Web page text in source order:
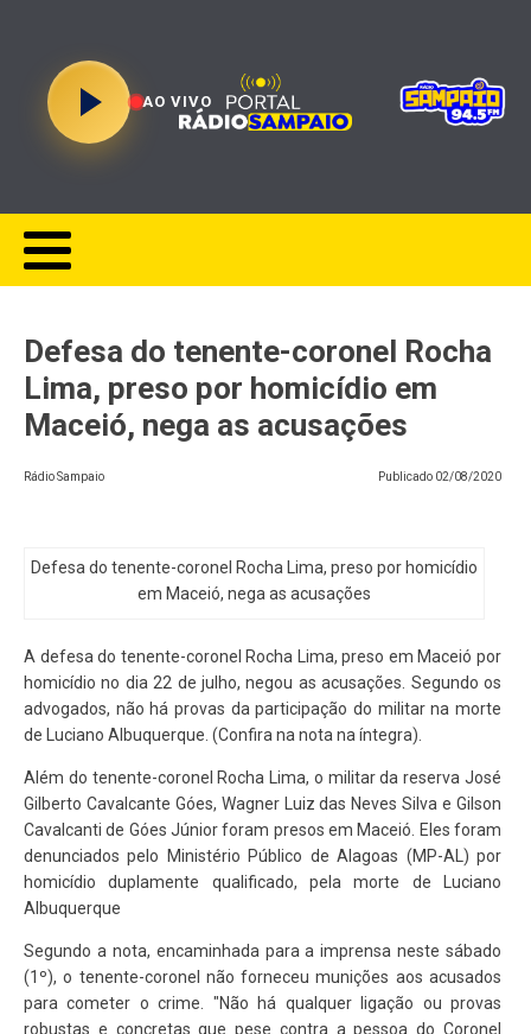
AO VIVO
Defesa do tenente-coronel Rocha
Lima, preso por homicídio em
Maceió, nega as acusações
Rádio Sampaio Publicado 02/08/2020
Defesa do tenente-coronel Rocha Lima, preso por homicídio
em Maceió, nega as acusações
A defesa do tenente-coronel Rocha Lima, preso em Maceió por
homicídio no dia 22 de julho, negou as acusações. Segundo os
advogados, não há provas da participação do militar na morte
de Luciano Albuquerque. (Confira na nota na íntegra).
Além do tenente-coronel Rocha Lima, o militar da reserva José
Gilberto Cavalcante Góes, Wagner Luiz das Neves Silva e Gilson
Cavalcanti de Góes Júnior foram presos em Maceió. Eles foram
denunciados pelo Ministério Público de Alagoas (MP-AL) por
homicídio duplamente qualificado, pela morte de Luciano
Albuquerque
Segundo a nota, encaminhada para a imprensa neste sábado
(1º), o tenente-coronel não forneceu munições aos acusados
para cometer o crime. "Não há qualquer ligação ou provas
robustas e concretas que pese contra a pessoa do Coronel